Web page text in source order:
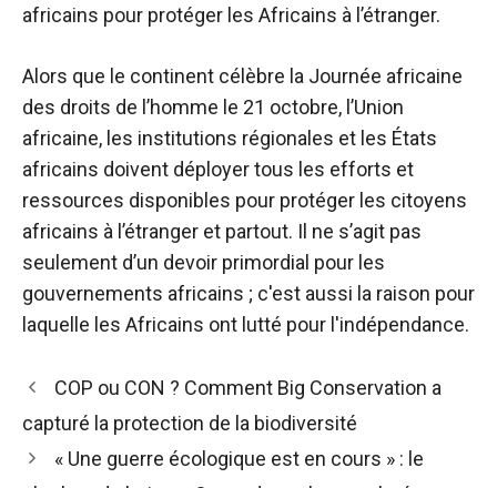
africains pour protéger les Africains à l’étranger.
Alors que le continent célèbre la Journée africaine
des droits de l’homme le 21 octobre, l’Union
africaine, les institutions régionales et les États
africains doivent déployer tous les efforts et
ressources disponibles pour protéger les citoyens
africains à l’étranger et partout. Il ne s’agit pas
seulement d’un devoir primordial pour les
gouvernements africains ; c'est aussi la raison pour
laquelle les Africains ont lutté pour l'indépendance.
Navigation
des
COP ou CON ? Comment Big Conservation a
capturé la protection de la biodiversité
« Une guerre écologique est en cours » : le